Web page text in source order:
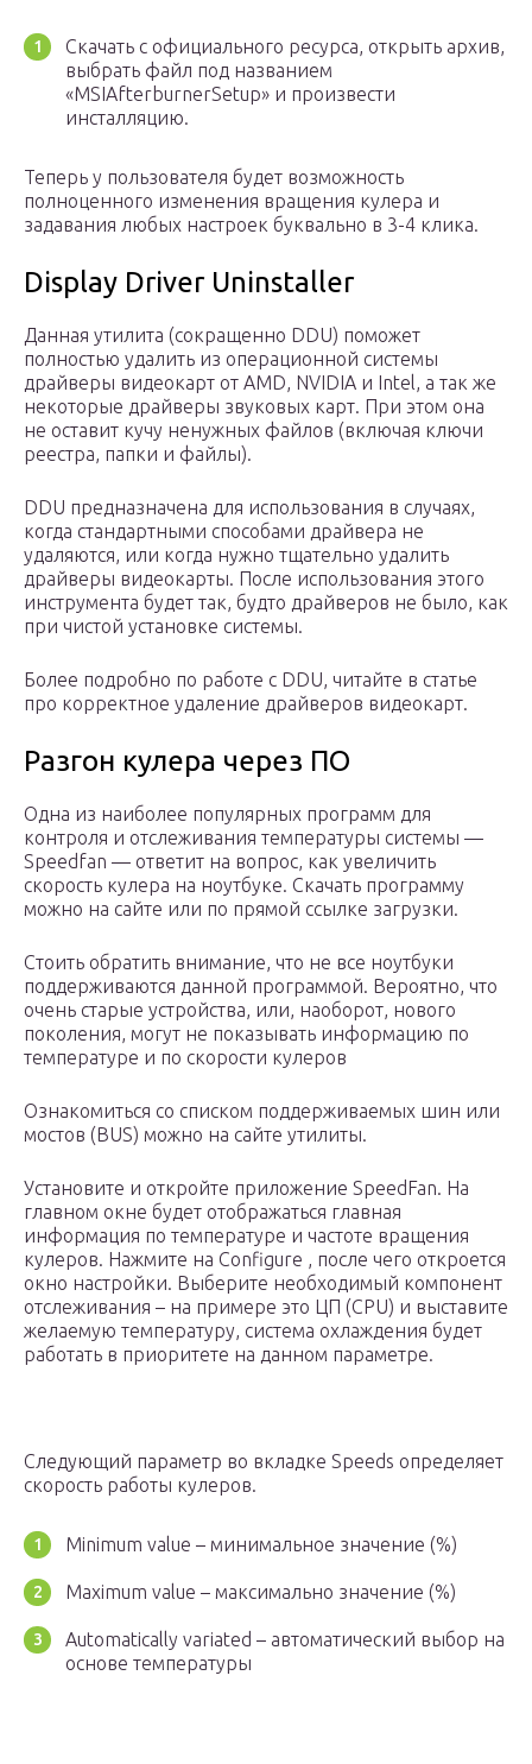
Скачать с официального ресурса, открыть архив,
выбрать файл под названием
«MSIAfterburnerSetup» и произвести
инсталляцию.
Теперь у пользователя будет возможность
полноценного изменения вращения кулера и
задавания любых настроек буквально в 3-4 клика.
Display Driver Uninstaller
Данная утилита (сокращенно DDU) поможет
полностью удалить из операционной системы
драйверы видеокарт от AMD, NVIDIA и Intel, а так же
некоторые драйверы звуковых карт. При этом она
не оставит кучу ненужных файлов (включая ключи
реестра, папки и файлы).
DDU предназначена для использования в случаях,
когда стандартными способами драйвера не
удаляются, или когда нужно тщательно удалить
драйверы видеокарты. После использования этого
инструмента будет так, будто драйверов не было, как
при чистой установке системы.
Более подробно по работе с DDU, читайте в статье
про корректное удаление драйверов видеокарт.
Разгон кулера через ПО
Одна из наиболее популярных программ для
контроля и отслеживания температуры системы —
Speedfan — ответит на вопрос, как увеличить
скорость кулера на ноутбуке. Скачать программу
можно на сайте или по прямой ссылке загрузки.
Стоить обратить внимание, что не все ноутбуки
поддерживаются данной программой. Вероятно, что
очень старые устройства, или, наоборот, нового
поколения, могут не показывать информацию по
температуре и по скорости кулеров
Ознакомиться со списком поддерживаемых шин или
мостов (BUS) можно на сайте утилиты.
Установите и откройте приложение SpeedFan. На
главном окне будет отображаться главная
информация по температуре и частоте вращения
кулеров. Нажмите на Configure , после чего откроется
окно настройки. Выберите необходимый компонент
отслеживания – на примере это ЦП (CPU) и выставите
желаемую температуру, система охлаждения будет
работать в приоритете на данном параметре.
Следующий параметр во вкладке Speeds определяет
скорость работы кулеров.
Minimum value – минимальное значение (%)
Maximum value – максимально значение (%)
Automatically variated – автоматический выбор на
основе температуры